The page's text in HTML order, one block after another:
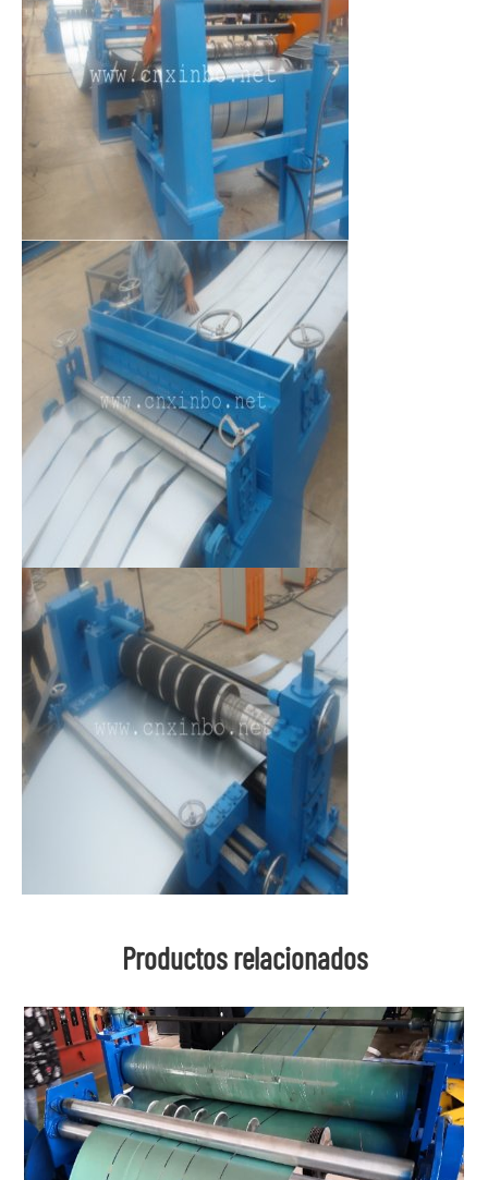
Productos relacionados